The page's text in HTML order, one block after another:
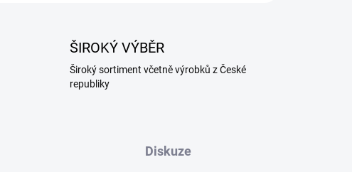
ŠIROKÝ VÝBĚR
Široký sortiment včetně výrobků z České
republiky
Diskuze